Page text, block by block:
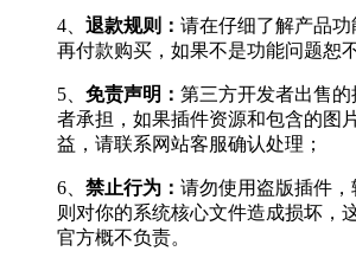
4、 退款规则： 请在仔细了解产品
再付款购买，如果不是功能问题恕
5、 免责声明： 第三方开发者出售
者承担，如果插件资源和包含的图
益，请联系网站客服确认处理；
6、 禁止行为： 请勿使用盗版插件
则对你的系统核心文件造成损坏，
官方概不负责。